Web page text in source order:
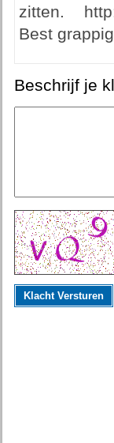
zitten.
Best
Beschrijf je
Klacht Versturen